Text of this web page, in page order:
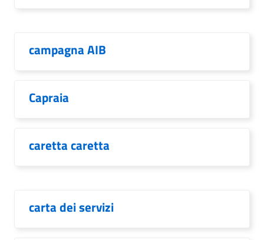
campagna AIB
Capraia
caretta caretta
carta dei servizi